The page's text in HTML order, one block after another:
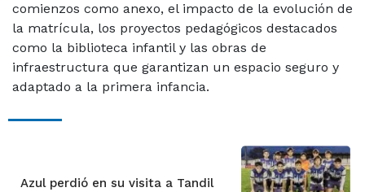
comienzos como anexo, el impacto de la evolución de
la matrícula, los proyectos pedagógicos destacados
como la biblioteca infantil y las obras de
infraestructura que garantizan un espacio seguro y
adaptado a la primera infancia.
Azul perdió en su visita a Tandil